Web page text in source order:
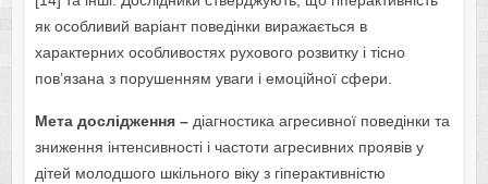
як особливий варіант поведінки виражається в
характерних особливостях рухового розвитку і тісно
пов’язана з порушенням уваги і емоційної сфери.
Мета дослідження – діагностика агресивної поведінки та
зниження інтенсивності і частоти агресивних проявів у
дітей молодшого шкільного віку з гіперактивністю